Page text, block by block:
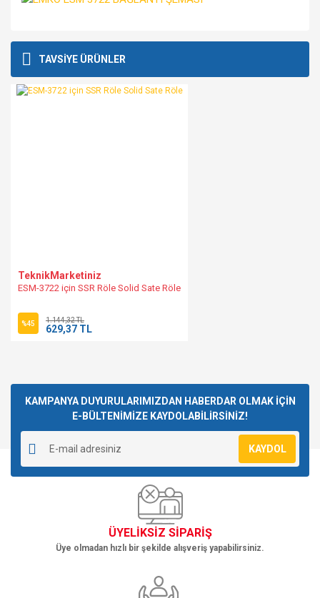
Bu ürüne ilk yorumu siz yapın!
kullanarak tarafımıza iletebilirsiniz.
Görüş ve önerileriniz için teşekkür ederiz.
Gönder
TAVSİYE ÜRÜNLER
TeknikMarketiniz
ESM-3722 için SSR Röle Solid Sate Röle
%45 1.144,32 TL
629,37 TL
KAMPANYA DUYURULARIMIZDAN HABERDAR OLMAK İÇİN
E-BÜLTENİMİZE KAYDOLABİLİRSİNİZ!
KAYDOL
ÜYELİKSİZ SİPARİŞ
Üye olmadan hızlı bir şekilde alışveriş yapabilirsiniz.